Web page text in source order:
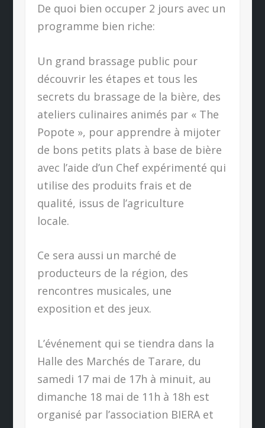
De quoi bien occuper 2 jours avec un
programme bien riche:
Un grand brassage public pour
découvrir les étapes et tous les
secrets du brassage de la bière, des
ateliers culinaires animés par « The
Popote », pour apprendre à mijoter
de bons petits plats à base de bière
avec l’aide d’un Chef expérimenté qui
utilise des produits frais et de
qualité, issus de l’agriculture
locale.
Ce sera aussi un marché de
producteurs de la région, des
rencontres musicales, une
exposition et des jeux.
L’événement qui se tiendra dans la
Halle des Marchés de Tarare, du
samedi 17 mai de 17h à minuit, au
dimanche 18 mai de 11h à 18h est
organisé par l’association BIERA et